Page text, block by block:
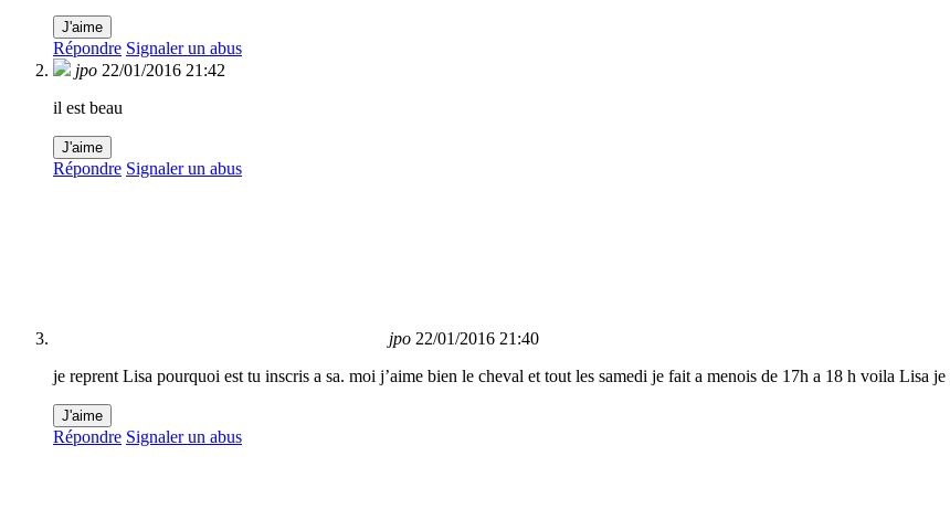
J'aime
Répondre Signaler un abus
jpo 22/01/2016 21:42
il est beau
J'aime
Répondre Signaler un abus
jpo 22/01/2016 21:40
je reprent Lisa pourquoi est tu inscris a sa. moi j’aime bien le cheval et tout les samedi je fait a menois de 17h a 18 h voila Lisa
J'aime
Répondre Signaler un abus